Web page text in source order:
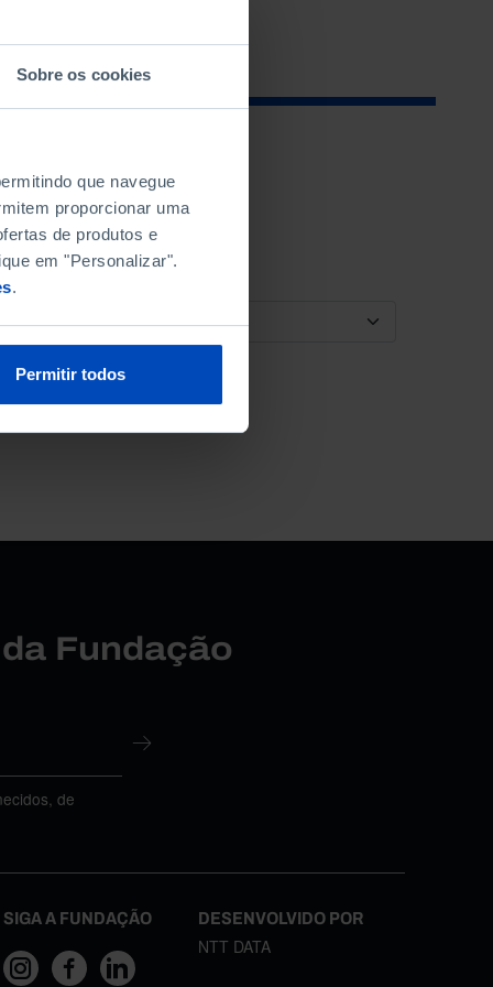
Sobre os cookies
que navegue
proporcionar uma
de produtos e
em "Personalizar".
.
Permitir todos
ORDENAR POR
Fundação
de
SIGA A FUNDAÇÃO DESENVOLVIDO POR
NTT DATA